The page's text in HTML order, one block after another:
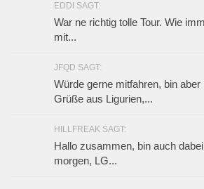
EDDI SAGT:
War ne richtig tolle Tour. Wie
mit...
JFQD SAGT:
Würde gerne mitfahren, bin aber
Grüße aus Ligurien,...
HILLFREAK SAGT:
Hallo zusammen, bin auch
morgen, LG...